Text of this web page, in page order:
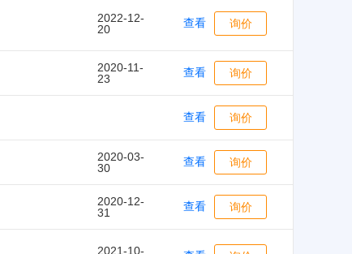
2022-12-
20
查看 询价
2020-11-
23
查看 询价
查看 询价
2020-03-
30
查看 询价
2020-12-
31
查看 询价
2021-10-